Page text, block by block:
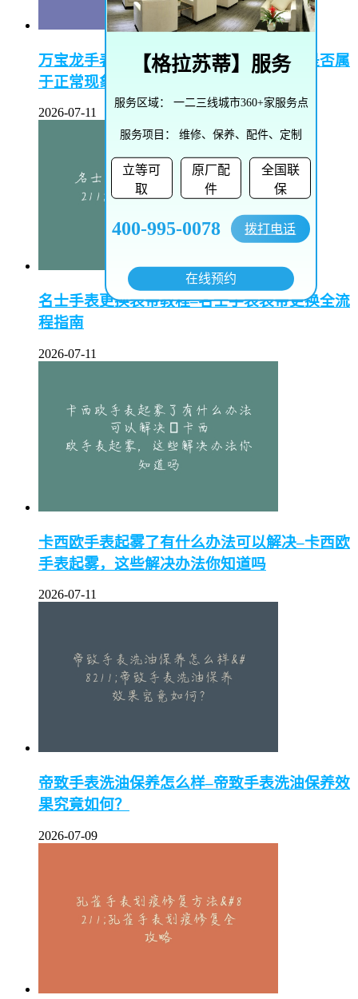
万宝龙手表生锈正常吗–万宝龙手表生锈是否属
于正常现象？
2026-07-11
名士手表更换表带教程–名士手表表带更换全流
程指南
2026-07-11
卡西欧手表起雾了有什么办法可以解决–卡西欧
手表起雾，这些解决办法你知道吗
2026-07-11
帝致手表洗油保养怎么样–帝致手表洗油保养效
果究竟如何？
2026-07-09
【格拉苏蒂】服务
服务区域： 一二三线城市360+家服务点
服务项目： 维修、保养、配件、定制
立等可
取
原厂配
件
全国联
保
400-995-0078 拨打电话
在线预约